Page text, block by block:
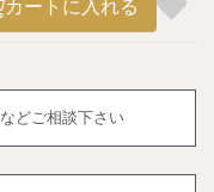
カートに入れる
どご相談下さい